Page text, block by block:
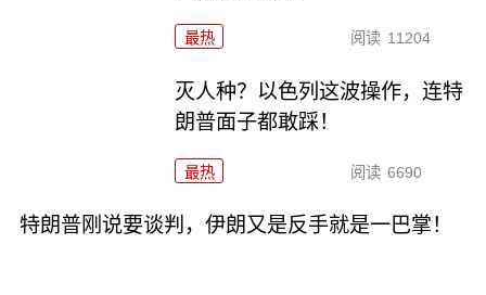
最热 阅读 11204
灭人种？以色列这波操作，连特
朗普面子都敢踩！
最热 阅读 6690
特朗普刚说要谈判，伊朗又是反手就是一巴掌！